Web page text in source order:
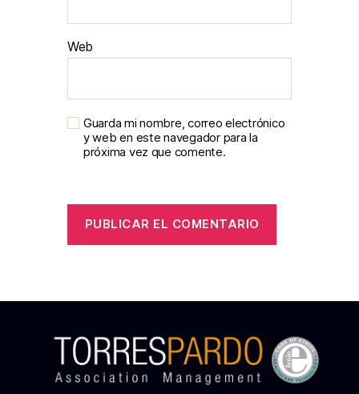
Web
Guarda mi nombre, correo electrónico
y web en este navegador para la
próxima vez que comente.